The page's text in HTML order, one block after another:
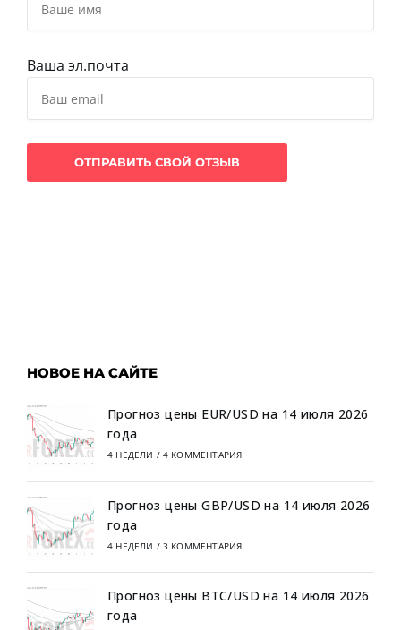
Ваша эл.почта
НОВОЕ НА САЙТЕ
Прогноз цены EUR/USD на 14 июля 2026
года
4 НЕДЕЛИ / 4 КОММЕНТАРИЯ
Прогноз цены GBP/USD на 14 июля 2026
года
4 НЕДЕЛИ / 3 КОММЕНТАРИЯ
Прогноз цены BTC/USD на 14 июля 2026
года